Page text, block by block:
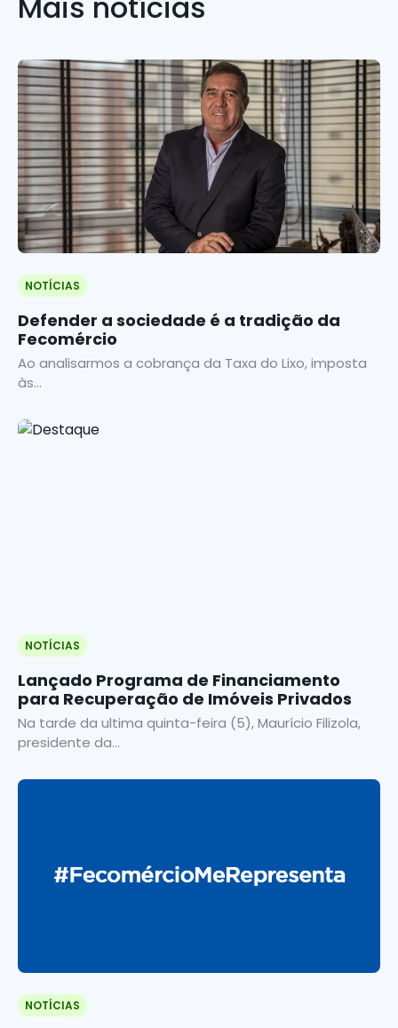
NOTÍCIAS
Defender a sociedade é a tradição da
Fecomércio
Ao analisarmos a cobrança da Taxa do Lixo, imposta
às...
NOTÍCIAS
Lançado Programa de Financiamento
para Recuperação de Imóveis Privados
Na tarde da ultima quinta-feira (5), Maurício Filizola,
presidente da...
NOTÍCIAS